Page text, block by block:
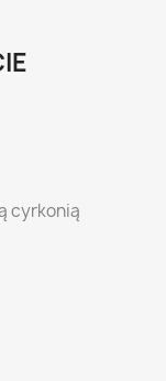
cyrkonią